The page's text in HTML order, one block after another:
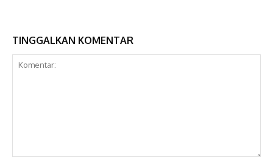
TINGGALKAN KOMENTAR